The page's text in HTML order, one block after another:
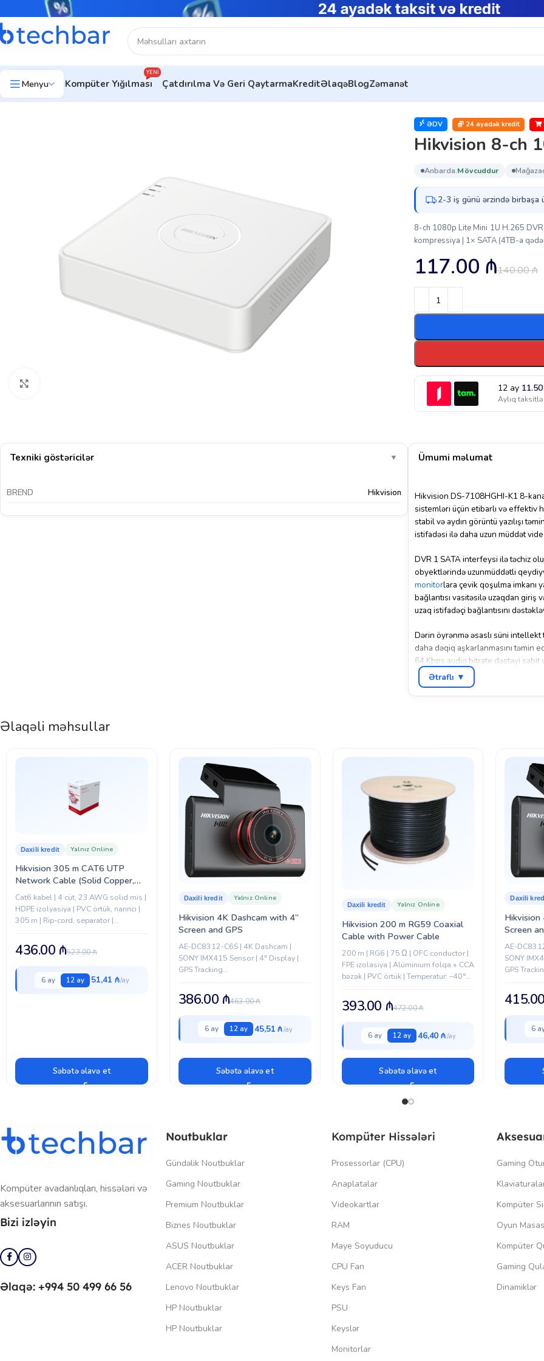
Menyu Kompüter Yığılması
YENI
Çatdırılma Və Geri QaytarmaKreditƏlaqəBlogZəmanət
Ev Təhlükəsizlik sistemləri
ƏDV 24 ayadək kredit
Hikvision 8-ch
anbarda: mövcuddur
2-3 iş günü ərzində birbaşa
8-ch 1080p Lite Mini 1U H.265
kompressiya | 1× SATA (4TB-a
140.00₼
117.00 ₼
12 ay
Aylıq
Texniki göstəricilər ▼
BREND Hikvision
Ümumi məlumat
Hikvision DS-7108HGHI-K1 8-
sistemləri üçün etibarlı və effektiv
stabil və aydın görüntü yazılışı
istifadəsi ilə daha uzun müddət
DVR 1 SATA interfeysi ilə təchiz
obyektlərində uzunmüddətli
monitorlara çevik qoşulma imkanı
bağlantısı vasitəsilə uzaqdan giriş
uzaq istifadəçi bağlantısını
Dərin öyrənmə əsaslı süni
daha dəqiq aşkarlanmasını təmin
64 Kbps audio bitrate dəstəyi sabit
Kompakt mini 1U dizaynı
Ətraflı ▼
Əlaqəli məhsullar
Hikvision 305 m CAT6 UTP
Network Cable (Solid Copper,
0.55 mm, Orange)
Daxili kredit Yalnız Online
Cat6 kabel | 4 cüt, 23 AWG solid mis |
HDPE izolyasiya | PVC örtük, narıncı |
305 m | Rip-cord, separator |
uyğun | 100 Ω ±15-25
523.00₼
436.00 ₼
6 ay 12 ay 51,41 ₼
Səbətə əlavə et
Hikvision 4K Dashcam with 4”
Screen and GPS
Daxili kredit Yalnız Online
AE-DC8312-C6S | 4K Dashcam |
SONY IMX415 Sensor | 4" Display |
GPS Tracking
Adjustable Angle 15° | Power-Off
Memory | 4K Ultra HD Recording |
Real-Time...
463.00₼
386.00 ₼
6 ay 12 ay 45,51 ₼
Səbətə əlavə et
Hikvision 200 m RG59 Coaxial
Cable with Power Cable
Daxili kredit Yalnız Online
200 m | RG6 | 75 Ω | OFC conductor |
FPE izolasiya | Alüminium folqa + CCA
bəzək | PVC örtük | Temperatur: –40°C–
472.00₼
393.00 ₼
6 ay 12 ay 46,40 ₼
Səbətə əlavə et
Hikvision
Screen
Daxili
AE-
SONY
GPS
Memory |
415.00
6
Kompüter avadanlıqları, hissələri və
aksesuarlarının satışı.
Bizi izləyin
Əlaqə: +994 50 499 66 56
Noutbuklar
Gündəlik Noutbuklar
Gaming Noutbuklar
Premium Noutbuklar
Biznes Noutbuklar
ASUS Noutbuklar
ACER Noutbuklar
Lenovo Noutbuklar
HP Noutbuklar
HP Noutbuklar
Kompüter Hissələri
Prosessorlar (CPU)
Anaplatalar
Videokartlar
RAM
Maye Soyuducu
CPU Fan
Keys Fan
PSU
Keyslər
Monitorlar
Gaming
Kompüter
Oyun
Kompüter
Gaming
Dinamiklər